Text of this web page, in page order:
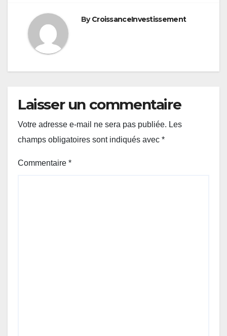
ByCroissanceInvestissement
Laisser un commentaire
Votre adresse e-mail ne sera pas publiée. Les
champs obligatoires sont indiqués avec *
Commentaire *